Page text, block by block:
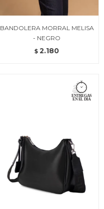
BANDOLERA MORRAL MELISA
- NEGRO
$ 2.180